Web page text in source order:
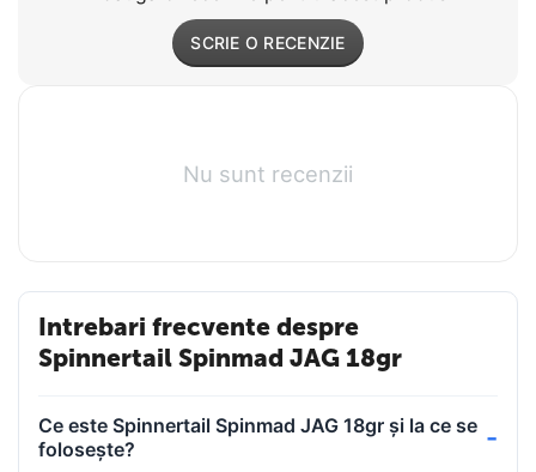
SCRIE O RECENZIE
Nu sunt recenzii
Intrebari frecvente despre
Spinnertail Spinmad JAG 18gr
Ce este Spinnertail Spinmad JAG 18gr și la ce se
folosește?